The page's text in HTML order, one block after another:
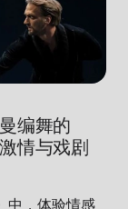
编舞的
情与戏剧
中，体验情感